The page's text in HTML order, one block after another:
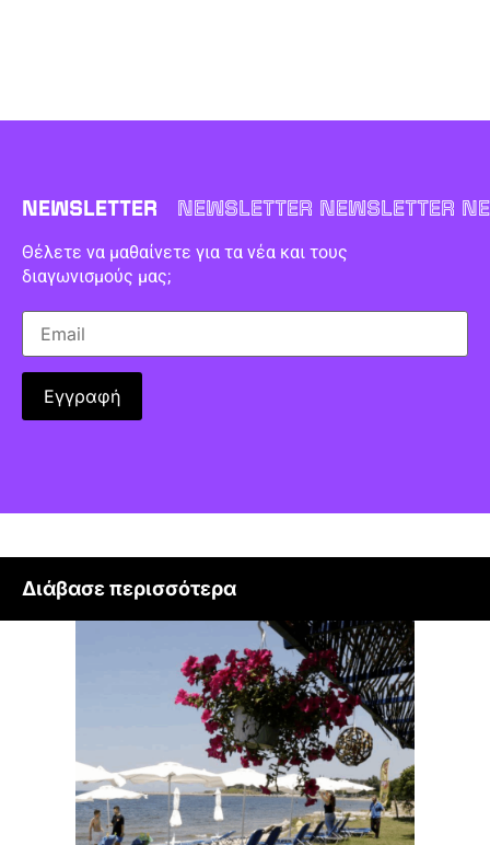
NEWSLETTER NEWSLETTER NEWSLETTER
Θέλετε να μαθαίνετε για τα νέα και τους
διαγωνισμούς μας;
Διάβασε περισσότερα